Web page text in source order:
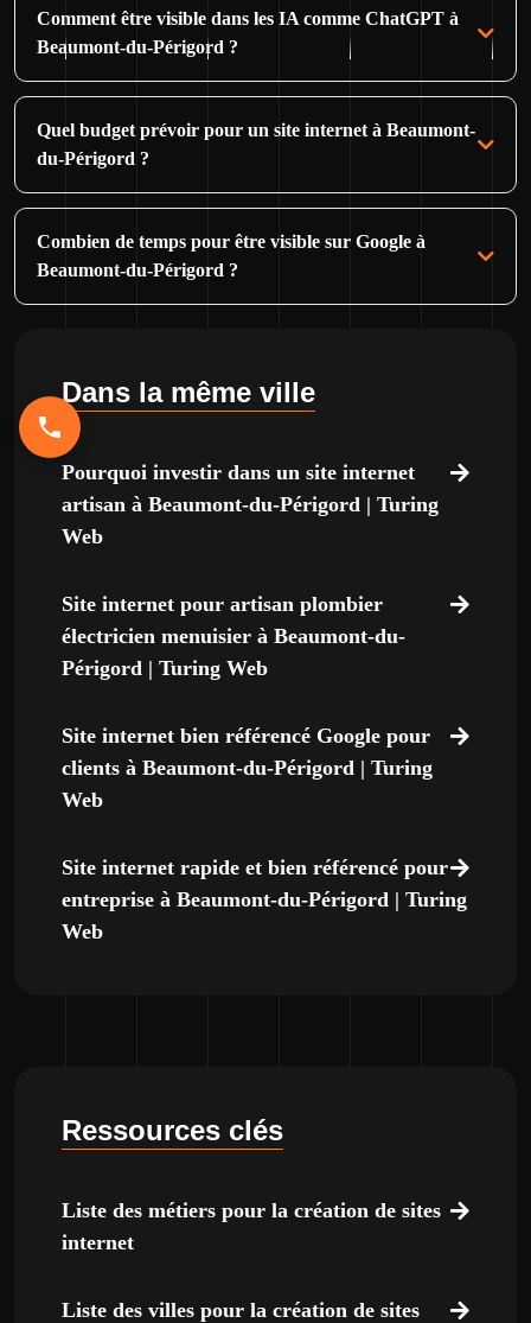
Comment être visible dans les IA comme ChatGPT à
Beaumont-du-Périgord ?
Quel budget prévoir pour un site internet à Beaumont-
du-Périgord ?
Combien de temps pour être visible sur Google à
Beaumont-du-Périgord ?
Dans la même ville
Pourquoi investir dans un site internet
artisan à Beaumont-du-Périgord | Turing
Web
Site internet pour artisan plombier
électricien menuisier à Beaumont-du-
Périgord | Turing Web
Site internet bien référencé Google pour
clients à Beaumont-du-Périgord | Turing
Web
Site internet rapide et bien référencé pour
entreprise à Beaumont-du-Périgord | Turing
Web
Ressources clés
Liste des métiers pour la création de sites
internet
Liste des villes pour la création de sites